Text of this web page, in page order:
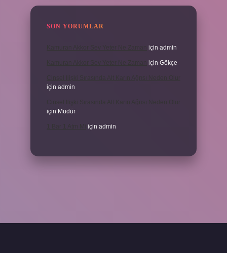
SON YORUMLAR
için admin
için Gökçe
için admin
için Müdür
için admin